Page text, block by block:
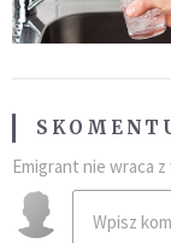
Emigrant nie wraca